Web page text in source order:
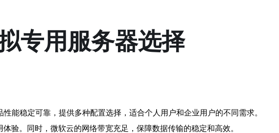
专用服务器选择
能稳定可靠，提供多种配置选择，适合个人用户和企业用户的不同需求。
验。同时，微软云的网络带宽充足，保障数据传输的稳定和高效。